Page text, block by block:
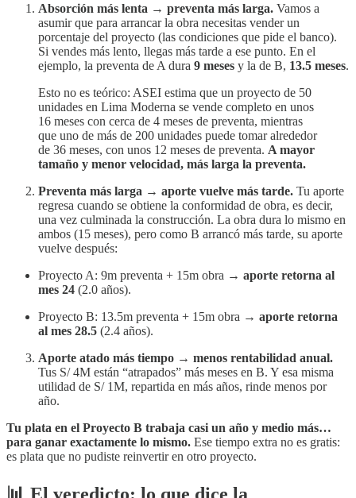
Absorción más lenta → preventa más larga. Vamos a
asumir que para arrancar la obra necesitas vender un
porcentaje del proyecto (las condiciones que pide el banco).
Si vendes más lento, llegas más tarde a ese punto. En el
ejemplo, la preventa de A dura 9 meses y la de B, 13.5 meses.
Esto no es teórico: ASEI estima que un proyecto de 50
unidades en Lima Moderna se vende completo en unos
16 meses con cerca de 4 meses de preventa, mientras
que uno de más de 200 unidades puede tomar alrededor
de 36 meses, con unos 12 meses de preventa. A mayor
tamaño y menor velocidad, más larga la preventa.
Preventa más larga → aporte vuelve más tarde. Tu aporte
regresa cuando se obtiene la conformidad de obra, es decir,
una vez culminada la construcción. La obra dura lo mismo en
ambos (15 meses), pero como B arrancó más tarde, su aporte
vuelve después:
Proyecto A: 9m preventa + 15m obra → aporte retorna al
mes 24 (2.0 años).
Proyecto B: 13.5m preventa + 15m obra → aporte retorna
al mes 28.5 (2.4 años).
Aporte atado más tiempo → menos rentabilidad anual.
Tus S/ 4M están “atrapados” más meses en B. Y esa misma
utilidad de S/ 1M, repartida en más años, rinde menos por
año.
Tu plata en el Proyecto B trabaja casi un año y medio más…
para ganar exactamente lo mismo. Ese tiempo extra no es gratis:
es plata que no pudiste reinvertir en otro proyecto.